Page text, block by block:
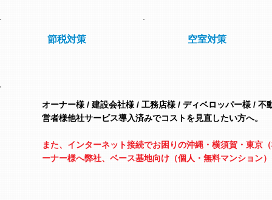
節税対策 空室対策
オーナー様 / 建設会社様 / 工務店様 / ディベロッパー様 / 不
営者様他社サービス導入済みでコストを見直したい方へ。
また、インターネット接続でお困りの沖縄・横須賀・東京
ーナー様へ弊社、ベース基地向け（個人・無料マンション